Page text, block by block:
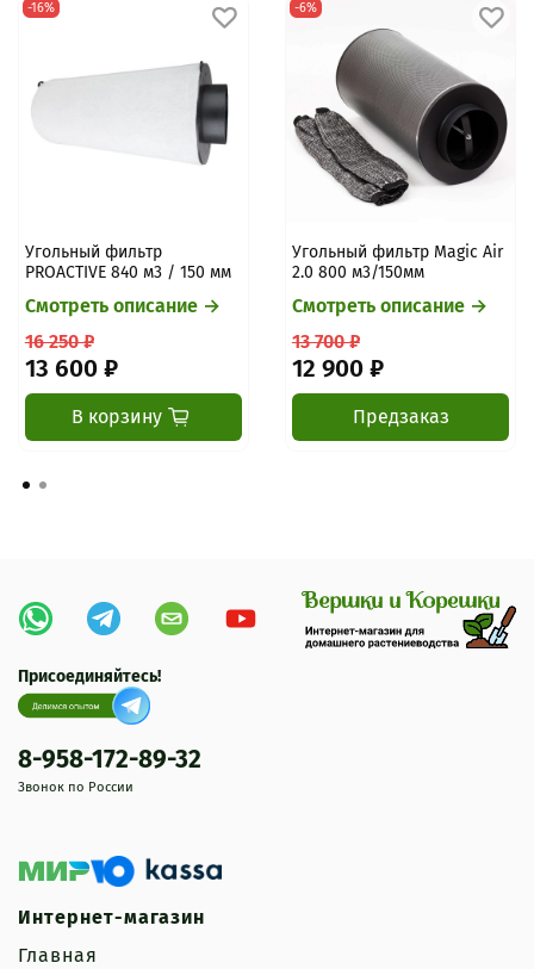
-16%
Угольный фильтр
PROACTIVE 840 м3 / 150 мм
Смотреть описание →
16 250 ₽
13 600 ₽
В корзину
-6%
Угольный фильтр Magic Air
2.0 800 м3/150мм
Смотреть описание →
13 700 ₽
12 900 ₽
Предзаказ
Интернет-магазин
Главная
Присоединяйтесь!
8-958-172-89-32
Звонок по России